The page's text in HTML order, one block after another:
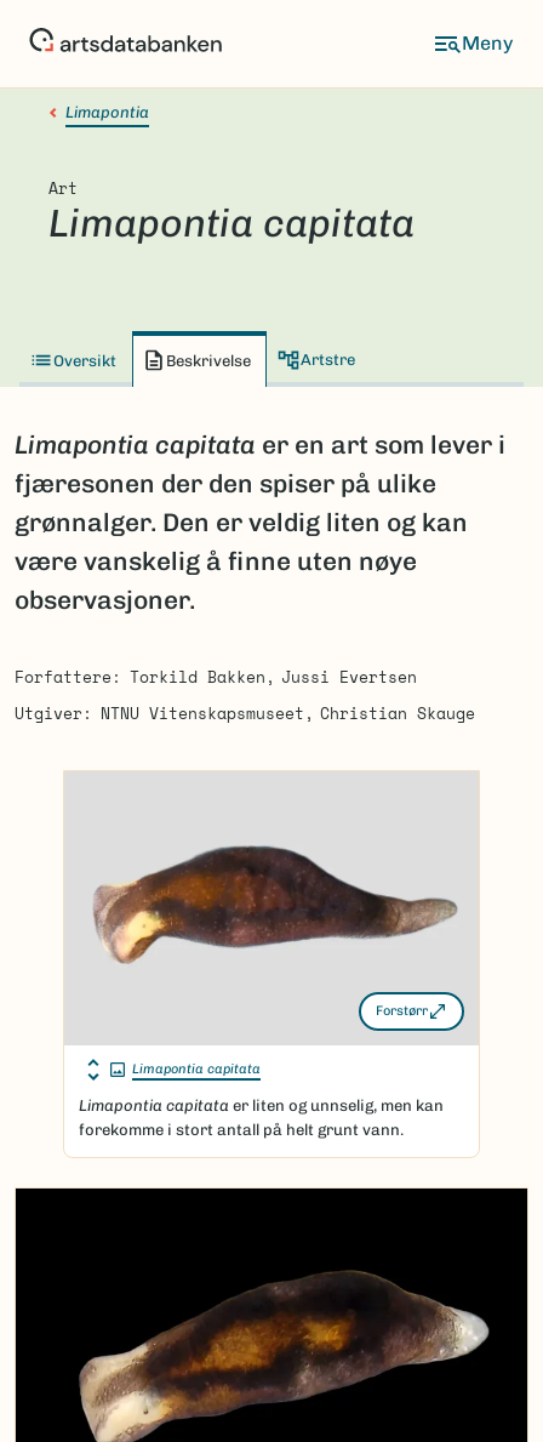
Limapontia
Art
Limapontia capitata
Oversikt Beskrivelse Artstre
Limapontia capitata er en art som lever i
fjæresonen der den spiser på ulike
grønnalger. Den er veldig liten og kan
være vanskelig å finne uten nøye
observasjoner.
Forfattere Torkild Bakken
Jussi Evertsen
Utgiver
NTNU Vitenskapsmuseet Christian Skauge
Forstørr
Limapontia capitata
Limapontia capitata er liten og unnselig, men kan
forekomme i stort antall på helt grunt vann.